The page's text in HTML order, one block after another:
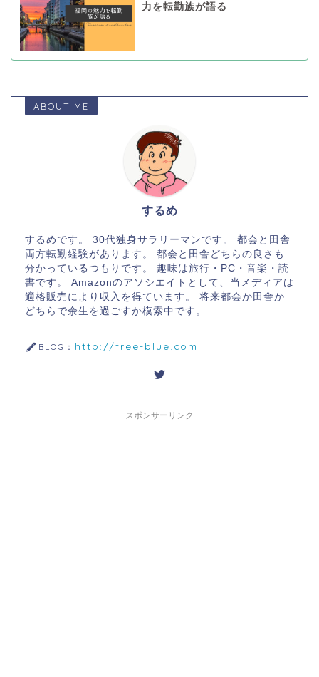
力を転勤族が語る
ABOUT ME
するめ
するめです。 30代独身サラリーマンです。 都会と田舎
両方転勤経験があります。 都会と田舎どちらの良さも
分かっているつもりです。 趣味は旅行・PC・音楽・読
書です。 Amazonのアソシエイトとして、当メディアは
適格販売により収入を得ています。 将来都会か田舎か
どちらで余生を過ごすか模索中です。
BLOG： http://free-blue.com
スポンサーリンク